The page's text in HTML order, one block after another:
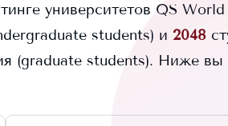
университетов QS
students) и 2048
(graduate students). Ниже вы